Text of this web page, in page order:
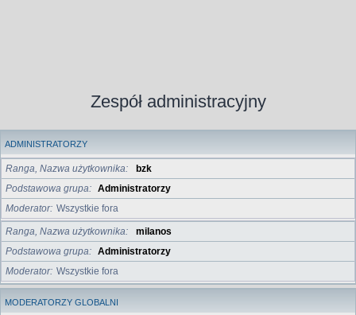
Zespół administracyjny
ADMINISTRATORZY
Ranga, Nazwa użytkownika
bzk
Podstawowa grupa
Administratorzy
Moderator Wszystkie fora
Ranga, Nazwa użytkownika
milanos
Podstawowa grupa
Administratorzy
Moderator Wszystkie fora
MODERATORZY GLOBALNI